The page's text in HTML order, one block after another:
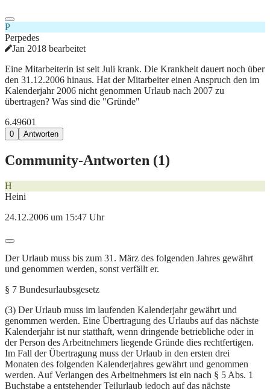
P
Perpedes
Jan 2018 bearbeitet
Eine Mitarbeiterin ist seit Juli krank. Die Krankheit dauert noch über
den 31.12.2006 hinaus. Hat der Mitarbeiter einen Anspruch den im
Kalenderjahr 2006 nicht genommen Urlaub nach 2007 zu
übertragen? Was sind die "Gründe"
6.49601
0 Antworten
Community-Antworten (1)
H
Heini
24.12.2006 um 15:47 Uhr
Der Urlaub muss bis zum 31. März des folgenden Jahres gewährt
und genommen werden, sonst verfällt er.
§ 7 Bundesurlaubsgesetz
(3) Der Urlaub muss im laufenden Kalenderjahr gewährt und
genommen werden. Eine Übertragung des Urlaubs auf das nächste
Kalenderjahr ist nur statthaft, wenn dringende betriebliche oder in
der Person des Arbeitnehmers liegende Gründe dies rechtfertigen.
Im Fall der Übertragung muss der Urlaub in den ersten drei
Monaten des folgenden Kalenderjahres gewährt und genommen
werden. Auf Verlangen des Arbeitnehmers ist ein nach § 5 Abs. 1
Buchstabe a entstehender Teilurlaub jedoch auf das nächste